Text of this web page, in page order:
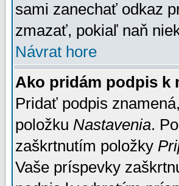
sami zanechať odkaz
zmazať, pokiaľ naň
Návrat hore
Ako pridám podpis k
Pridať podpis
položku Nastavenia.
zaškrtnutím položky
Vaše príspevky